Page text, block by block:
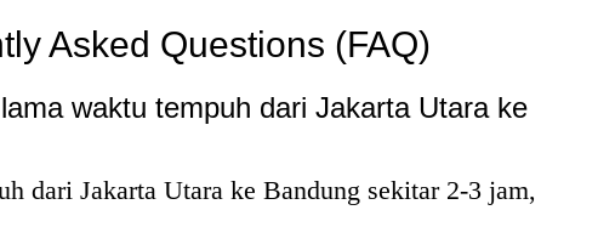
Asked Questions (FAQ)
waktu tempuh dari Jakarta Utara ke
dari Jakarta Utara ke Bandung sekitar 2-3 jam,